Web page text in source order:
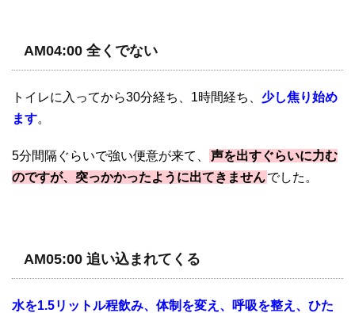
AM04:00 全くでない
トイレに入ってから30分経ち、1時間経ち、 少し焦り始め
ます。
5分間隔ぐらいで強い便意が来て、
声を出すぐらいに力む
のですが、突っかかったように出てきませんでした。
AM05:00 追い込まれてくる
水を1.5リットル程飲み、体制を変え、呼吸を整え、ひた